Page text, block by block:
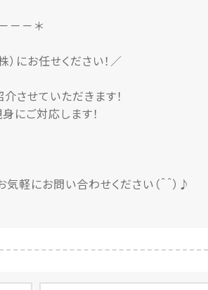
－－＊
にお任せください！／
せていただきます！
にご対応します！
軽にお問い合わせください（＾＾）♪